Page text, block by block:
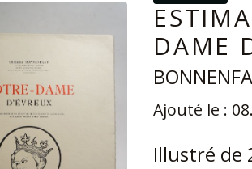
DAME
Ajouté le :
Illustré de